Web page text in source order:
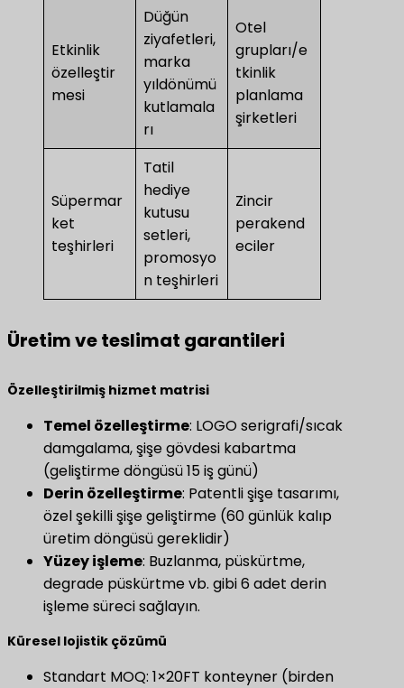
Etkinlik
özelleştir
mesi
Düğün
ziyafetleri,
marka
yıldönümü
kutlamala
rı
Otel
grupları/e
tkinlik
planlama
şirketleri
Süpermar
ket
teşhirleri
Tatil
hediye
kutusu
setleri,
promosyo
n teşhirleri
Zincir
perakend
eciler
Üretim ve teslimat garantileri
Özelleştirilmiş hizmet matrisi
​Temel özelleştirme​​: LOGO serigrafi/sıcak
damgalama, şişe gövdesi kabartma
(geliştirme döngüsü 15 iş günü)
Derin özelleştirme​: Patentli şişe tasarımı,
özel şekilli şişe geliştirme (60 günlük kalıp
üretim döngüsü gereklidir)
​Yüzey işleme​​: Buzlanma, püskürtme,
degrade püskürtme vb. gibi 6 adet derin
işleme süreci sağlayın.
Küresel lojistik çözümü
Standart MOQ: 1×20FT konteyner (birden